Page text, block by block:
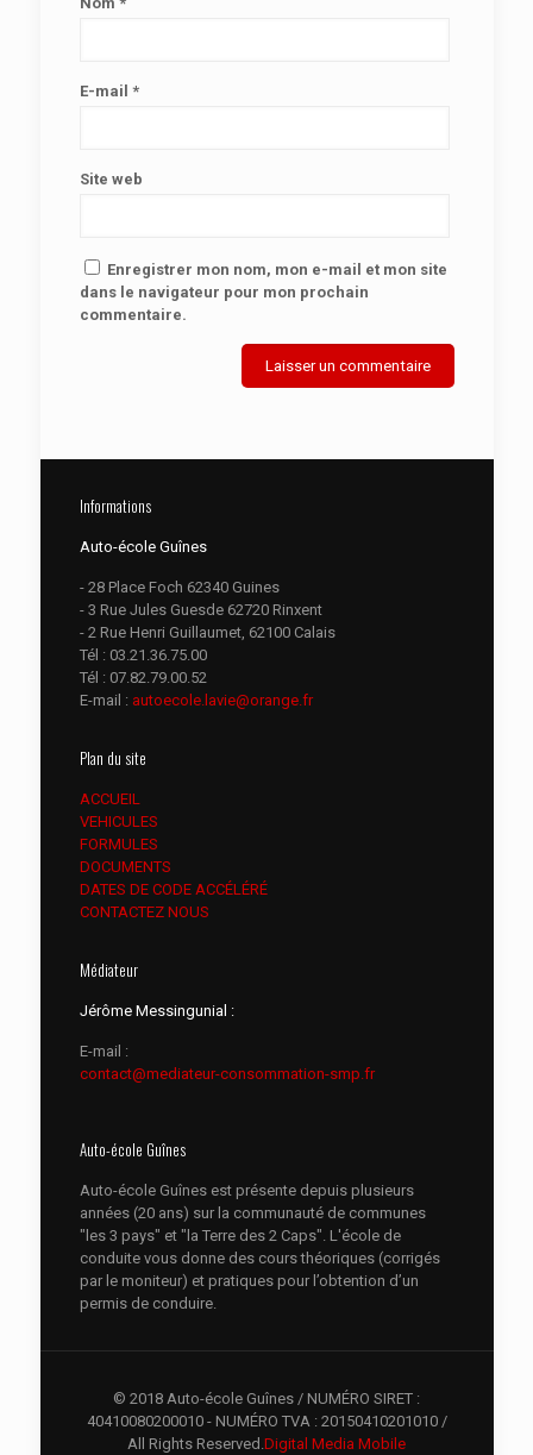
E-mail *
Site web
Enregistrer mon nom, mon e-mail et mon site
dans le navigateur pour mon prochain
commentaire.
Informations
Auto-école Guînes
- 28 Place Foch 62340 Guines
- 3 Rue Jules Guesde 62720 Rinxent
- 2 Rue Henri Guillaumet, 62100 Calais
Tél : 03.21.36.75.00
Tél : 07.82.79.00.52
E-mail : autoecole.lavie@orange.fr
Plan du site
ACCUEIL
VEHICULES
FORMULES
DOCUMENTS
DATES DE CODE ACCÉLÉRÉ
CONTACTEZ NOUS
Médiateur
Jérôme Messingunial :
E-mail :
contact@mediateur-consommation-smp.fr
Auto-école Guînes
Auto-école Guînes est présente depuis plusieurs
années (20 ans) sur la communauté de communes
"les 3 pays" et "la Terre des 2 Caps". L'école de
conduite vous donne des cours théoriques (corrigés
par le moniteur) et pratiques pour l’obtention d’un
permis de conduire.
© 2018 Auto-école Guînes / NUMÉRO SIRET :
40410080200010 - NUMÉRO TVA : 20150410201010 /
All Rights Reserved.Digital Media Mobile